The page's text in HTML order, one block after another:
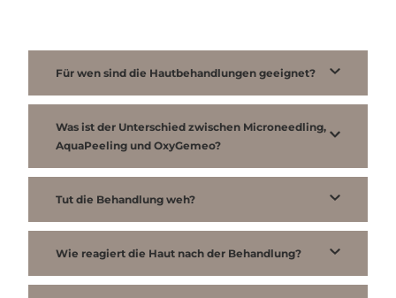
Für wen sind die Hautbehandlungen geeignet?
Was ist der Unterschied zwischen Microneedling,
AquaPeeling und OxyGemeo?
Tut die Behandlung weh?
Wie reagiert die Haut nach der Behandlung?